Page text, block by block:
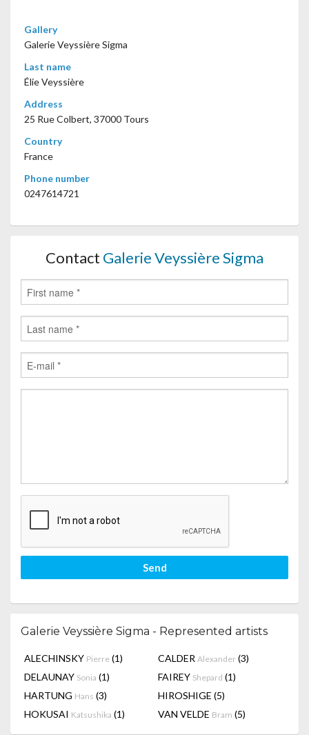
Gallery
Galerie Veyssière Sigma
Last name
Élie Veyssière
Address
25 Rue Colbert, 37000 Tours
Country
France
Phone number
0247614721
Contact Galerie Veyssière Sigma
Send
Galerie Veyssière Sigma - Represented artists
ALECHINSKY Pierre (1) CALDER Alexander (3)
DELAUNAY Sonia (1) FAIREY Shepard (1)
HARTUNG Hans (3) HIROSHIGE (5)
HOKUSAI Katsushika (1) VAN VELDE Bram (5)